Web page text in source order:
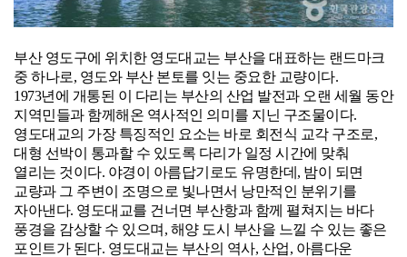
부산 영도구에 위치한 영도대교는 부산을 대표하는 랜드마크
중 하나로, 영도와 부산 본토를 잇는 중요한 교량이다.
1973년에 개통된 이 다리는 부산의 산업 발전과 오랜 세월 동안
지역민들과 함께해온 역사적인 의미를 지닌 구조물이다.
영도대교의 가장 특징적인 요소는 바로 회전식 교각 구조로,
대형 선박이 통과할 수 있도록 다리가 일정 시간에 맞춰
열리는 것이다. 야경이 아름답기로도 유명한데, 밤이 되면
교량과 그 주변이 조명으로 빛나면서 낭만적인 분위기를
자아낸다. 영도대교를 건너면 부산항과 함께 펼쳐지는 바다
풍경을 감상할 수 있으며, 해양 도시 부산을 느낄 수 있는 좋은
포인트가 된다. 영도대교는 부산의 역사, 산업, 아름다운